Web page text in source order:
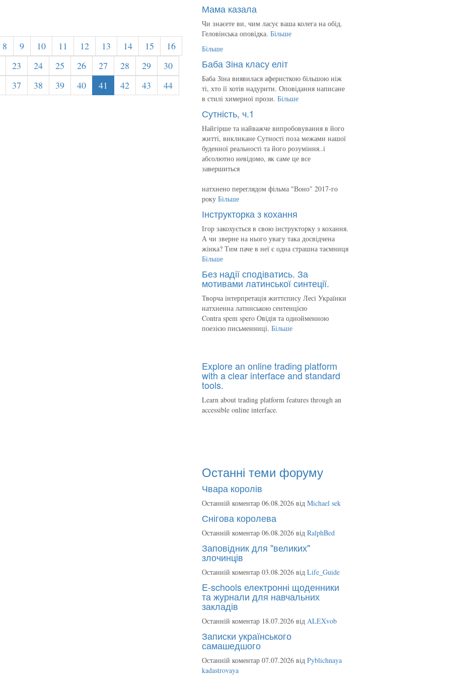
8 9 10 11 12 13 14 15
16
23
24 25 26 27 28 29
30
37
38 39 40 41 42 43 44
Мама казала
Чи знаєете ви, чим ласує ваша колега на обід.
Геловінська оповідка. Більше
Більше
Баба Зіна класу еліт
Баба Зіна виявилася аферисткою більшою ніж
ті, хто її хотів надурити. Оповідання написане
в стилі химерної прози. Більше
Сутність, ч.1
Найгірше та найважче випробовування в його
житті, викликане Сутності поза межами нашої
буденної реальності та його розуміння..і
абсолютно невідомо, як саме це все
завершиться
натхнено переглядом фільма "Воно" 2017-го
року Більше
Інструкторка з кохання
Ігор закохується в свою інструкторку з кохання.
А чи зверне на нього увагу така досвідчена
жінка? Тим паче в неї є одна страшна таємниця
Більше
Без надії сподіватись. За
мотивами латинської синтеції.
Творча інтерпретація життєпису Лесі Українки
натхненна латинською сентенцією
Contra spem spero Овідія та однойменною
поезією письменниці. Більше
Explore an online trading platform
with a clear interface and standard
tools.
Learn about trading platform features through an
accessible online interface.
Останні теми форуму
Чвара королів
Останній коментар 06.08.2026 від Michael sek
Снігова королева
Останній коментар 06.08.2026 від RalphBed
Заповідник для "великих"
злочинців
Останній коментар 03.08.2026 від Life_Guide
E-schools електронні щоденники
та журнали для навчальних
закладів
Останній коментар 18.07.2026 від ALEXvob
Записки українського
самашедшого
Останній коментар 07.07.2026 від Pyblichnaya
kadastrovaya